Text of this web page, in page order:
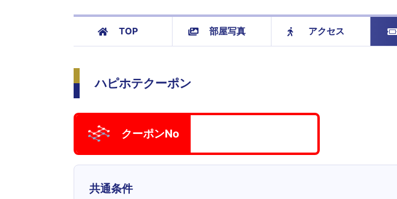
TOP 部屋写真 アクセス
ハピホテクーポン
クーポンNo
共通条件